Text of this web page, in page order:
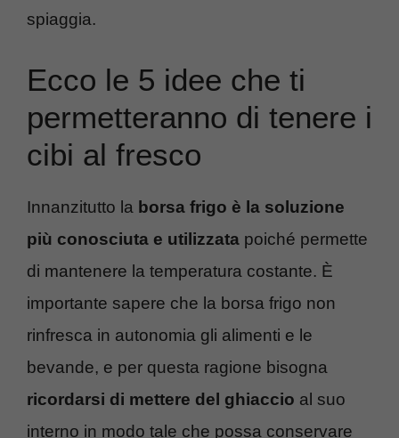
spiaggia.
Ecco le 5 idee che ti
permetteranno di tenere i
cibi al fresco
Innanzitutto la borsa frigo è la soluzione
più conosciuta e utilizzata poiché permette
di mantenere la temperatura costante. È
importante sapere che la borsa frigo non
rinfresca in autonomia gli alimenti e le
bevande, e per questa ragione bisogna
ricordarsi di mettere del ghiaccio al suo
interno in modo tale che possa conservare